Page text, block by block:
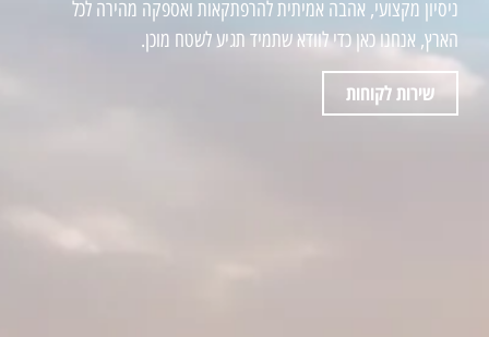
ניסיון מקצועי, אהבה אמיתית להרפתקאות ואספקה מהירה לכל
הארץ, אנחנו כאן כדי לוודא שתמיד תגיע לשטח מוכן.
שירות לקוחות